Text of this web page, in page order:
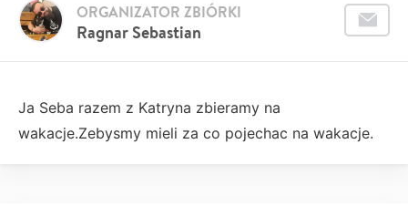
Ragnar Sebastian
ORGANIZATOR ZBIÓRKI
Ja Seba razem z Katryna zbieramy na
wakacje.Zebysmy mieli za co pojechac na wakacje.